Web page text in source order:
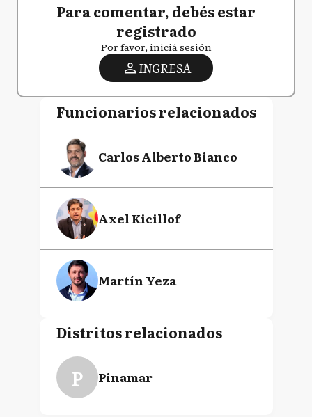
Para comentar, debés estar
registrado
Por favor, iniciá sesión
INGRESA
Funcionarios relacionados
Carlos Alberto Bianco
Axel Kicillof
Martín Yeza
Distritos relacionados
P Pinamar